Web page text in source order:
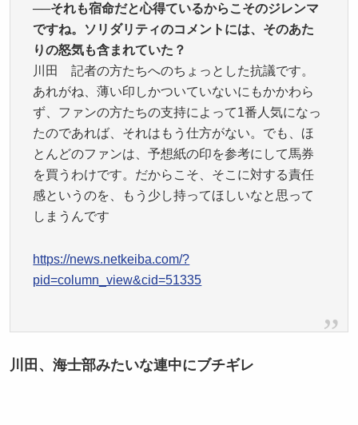
──それも宿命だと心得ているからこそのジレンマ
ですね。ソリダリティのコメントには、そのあた
りの怒気も含まれていた？
川田 記者の方たちへのちょっとした抗議です。
あれがね、薄い印しかついていないにもかかわら
ず、ファンの方たちの支持によって1番人気になっ
たのであれば、それはもう仕方がない。でも、ほ
とんどのファンは、予想紙の印を参考にして馬券
を買うわけです。だからこそ、そこに対する責任
感というのを、もう少し持ってほしいなと思って
しまうんです
https://news.netkeiba.com/?
pid=column_view&cid=51335
川田、海士部みたいな連中にブチギレ